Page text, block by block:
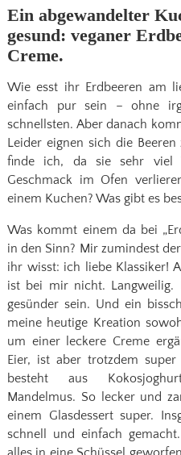
Ein abgewandelter
gesund: veganer
Creme.
Wie esst ihr Erdbeeren am
einfach pur sein – ohne
schnellsten. Aber danach
Leider eignen sich die
finde ich, da sie sehr viel
Geschmack im Ofen
einem Kuchen? Was gibt es
Was kommt einem da bei
in den Sinn? Mir zumindest
ihr wisst: ich liebe Klassiker!
ist bei mir nicht. Langweilig.
gesünder sein. Und ein
meine heutige Kreation
um einer leckere Creme
Eier, ist aber trotzdem
besteht aus
Mandelmus. So lecker und
einem Glasdessert super.
schnell und einfach